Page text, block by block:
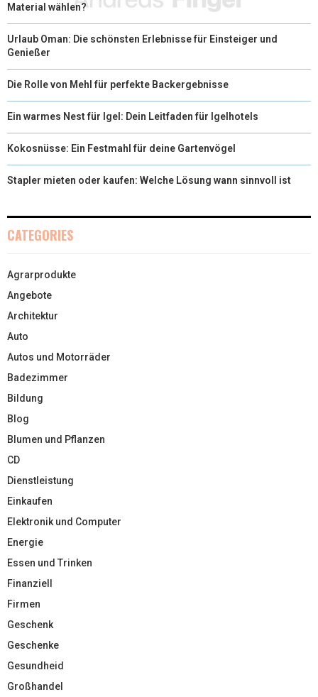
Material wählen?
Urlaub Oman: Die schönsten Erlebnisse für Einsteiger und
Genießer
Die Rolle von Mehl für perfekte Backergebnisse
Ein warmes Nest für Igel: Dein Leitfaden für Igelhotels
Kokosnüsse: Ein Festmahl für deine Gartenvögel
Stapler mieten oder kaufen: Welche Lösung wann sinnvoll ist
CATEGORIES
Agrarprodukte
Angebote
Architektur
Auto
Autos und Motorräder
Badezimmer
Bildung
Blog
Blumen und Pflanzen
CD
Dienstleistung
Einkaufen
Elektronik und Computer
Energie
Essen und Trinken
Finanziell
Firmen
Geschenk
Geschenke
Gesundheid
Großhandel